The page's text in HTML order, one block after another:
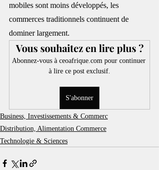
mobiles sont moins développés, les
commerces traditionnels continuent de
dominer largement.
Vous souhaitez en lire plus ?
Abonnez-vous à ceoafrique.com pour continuer
à lire ce post exclusif.
S'abonner
Business, Investissements & Commerc
Distribution, Alimentation Commerce
Technologie & Sciences